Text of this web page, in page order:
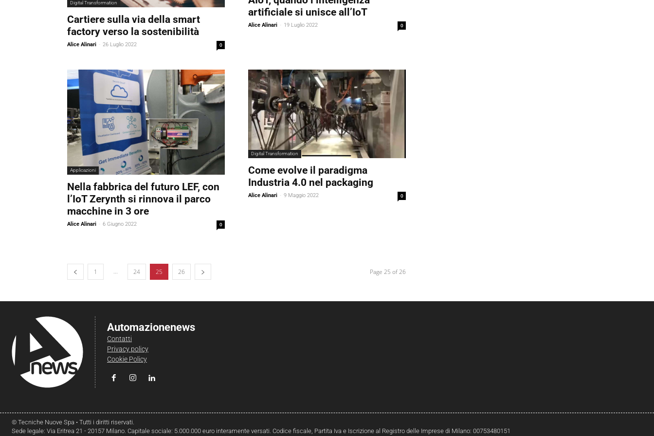
Digital Transformation
Cartiere sulla via della smart
factory verso la sostenibilità
Alice Alinari - 26 Luglio 2022 0
artificiale si unisce all’IoT
Alice Alinari - 19 Luglio 2022 0
Applicazioni
Nella fabbrica del futuro LEF, con
l’IoT Zerynth si rinnova il parco
macchine in 3 ore
Alice Alinari - 6 Giugno 2022 0
Digital Transformation
Come evolve il paradigma
Industria 4.0 nel packaging
Alice Alinari - 9 Maggio 2022 0
1 ... 24 25 26 Page 25 of 26
Automazionenews
Contatti
Privacy policy
Cookie Policy
© Tecniche Nuove Spa • Tutti i diritti riservati.
Sede legale: Via Eritrea 21 - 20157 Milano. Capitale sociale: 5.000.000 euro interamente versati. Codice fiscale, Partita Iva e Iscrizione al Registro delle Imprese di Milano: 00753480151